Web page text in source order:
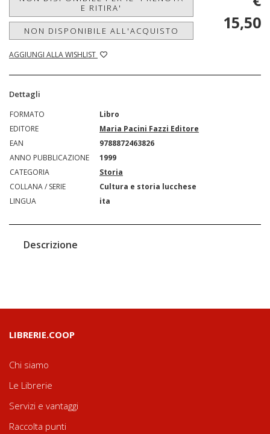
E RITIRA'
NON DISPONIBILE ALL'ACQUISTO
AGGIUNGI ALLA WISHLIST
15,50
Dettagli
FORMATO
Libro
EDITORE
Maria Pacini Fazzi Editore
EAN
9788872463826
ANNO PUBBLICAZIONE
1999
CATEGORIA
Storia
COLLANA / SERIE
Cultura e storia lucchese
LINGUA
ita
Descrizione
LIBRERIE.COOP
Chi siamo
Le Librerie
Servizi e vantaggi
Raccolta punti